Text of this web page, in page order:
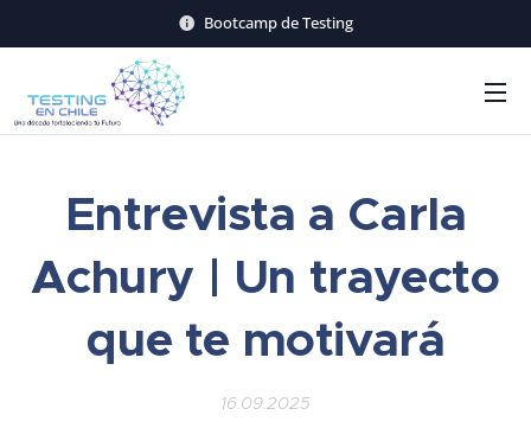
Bootcamp de Testing
Entrevista a Carla
Achury | Un trayecto
que te motivará
16.09.2025